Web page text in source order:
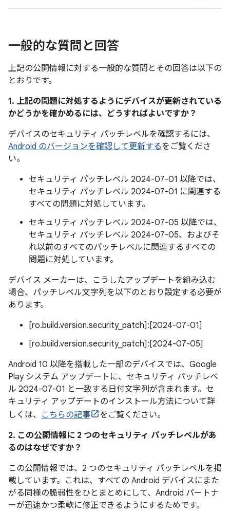
一般的な質問と回答
上記の公開情報に対する一般的な質問とその回答は以下の
とおりです。
1. 上記の問題に対処するようにデバイスが更新されている
かどうかを確かめるには、どうすればよいですか？
デバイスのセキュリティ パッチレベルを確認するには、
Android のバージョンを確認して更新するをご覧くださ
い。
セキュリティ パッチレベル 2024-07-01 以降では、
セキュリティ パッチレベル 2024-07-01 に関連する
すべての問題に対処しています。
セキュリティ パッチレベル 2024-07-05 以降では、
セキュリティ パッチレベル 2024-07-05、およびそ
れ以前のすべてのパッチレベルに関連するすべての
問題に対処しています。
デバイス メーカーは、こうしたアップデートを組み込む
場合、パッチレベル文字列を以下のとおり設定する必要が
あります。
[ro.build.version.security_patch]:[2024-07-01]
[ro.build.version.security_patch]:[2024-07-05]
Android 10 以降を搭載した一部のデバイスでは、Google
Play システム アップデートに、セキュリティ パッチレベ
ル 2024-07-01 と一致する日付文字列が含まれます。セ
キュリティ アップデートのインストール方法について詳
しくは、 こちらの記事
をご覧ください。
2. この公開情報に 2 つのセキュリティ パッチレベルがあ
るのはなぜですか？
この公開情報では、2 つのセキュリティ パッチレベルを掲
載しています。これは、すべての Android デバイスにまた
がる同様の脆弱性をひとまとめにして、Android パートナ
ーが迅速かつ柔軟に修正できるようにするためです。